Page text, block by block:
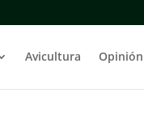
Avicultura Opinión